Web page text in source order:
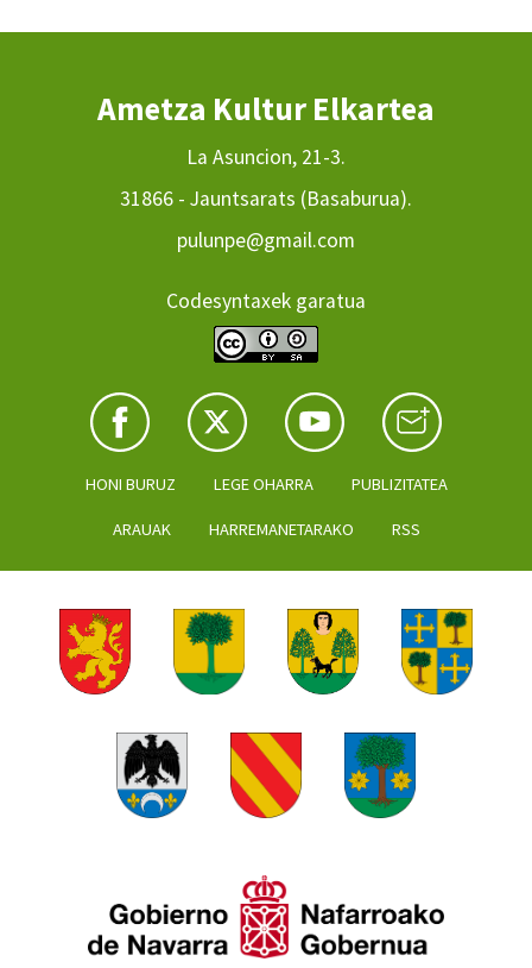
Ametza Kultur Elkartea
La Asuncion, 21-3.
31866 - Jauntsarats (Basaburua).
pulunpe@gmail.com
Codesyntaxek garatua
HONI BURUZ LEGE OHARRA PUBLIZITATEA
ARAUAK HARREMANETARAKO RSS